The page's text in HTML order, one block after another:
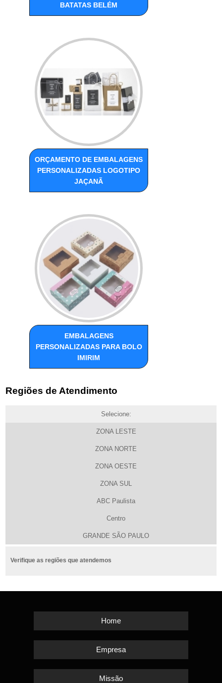
BATATAS BELÉM
ORÇAMENTO DE EMBALAGENS
PERSONALIZADAS LOGOTIPO
JAÇANÃ
EMBALAGENS
PERSONALIZADAS PARA BOLO
IMIRIM
Regiões de Atendimento
Selecione:
ZONA LESTE
ZONA NORTE
ZONA OESTE
ZONA SUL
ABC Paulista
Centro
GRANDE SÃO PAULO
Verifique as regiões que atendemos
Home
Empresa
Missão